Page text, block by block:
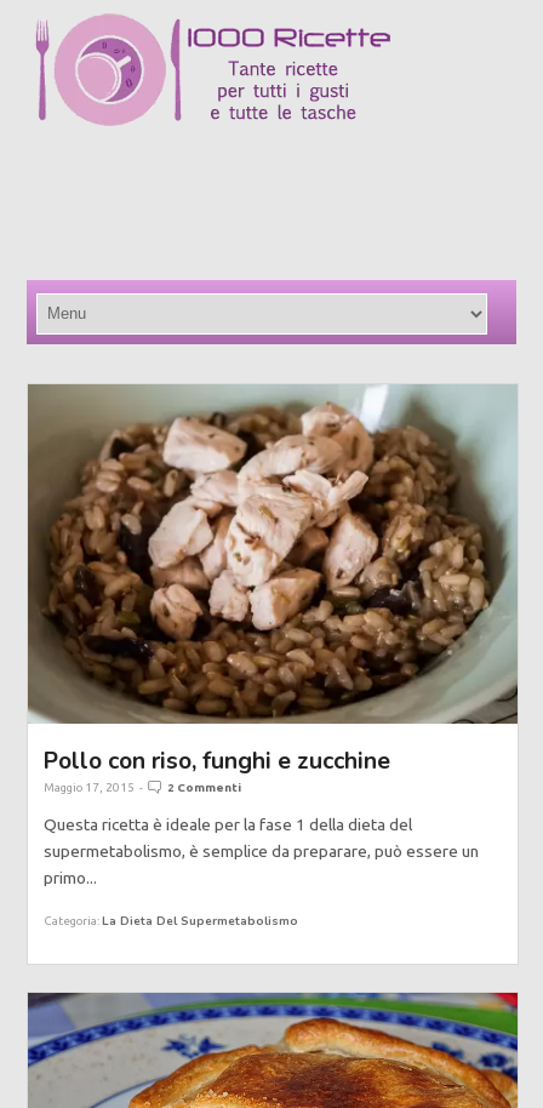
Pollo con riso, funghi e zucchine
Maggio 17, 2015 - 2 Commenti
Questa ricetta è ideale per la fase 1 della dieta del
supermetabolismo, è semplice da preparare, può essere un
primo...
Categoria:La Dieta Del Supermetabolismo